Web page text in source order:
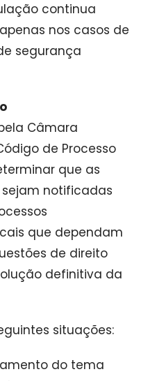
continua
nos casos de
segurança
Câmara
de Processo
que as
sejam notificadas
que dependam
de direito
definitiva da
situações:
do tema